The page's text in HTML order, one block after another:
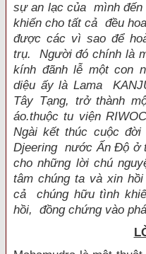
sự an lạc của mình đến
khiến cho tất cả đều
được các vì sao để
trụ. Người đó chính là
kính đãnh lễ một con
diệu ấy là Lama
Tây Tạng, trở thành
áo.thuộc tu viện
Ngài kết thúc cuộc
Djeering nước Ấn Ðộ ở
cho những lời chú
tâm chúng ta và xin
cả chúng hữu tình
hồi, đồng chứng vào